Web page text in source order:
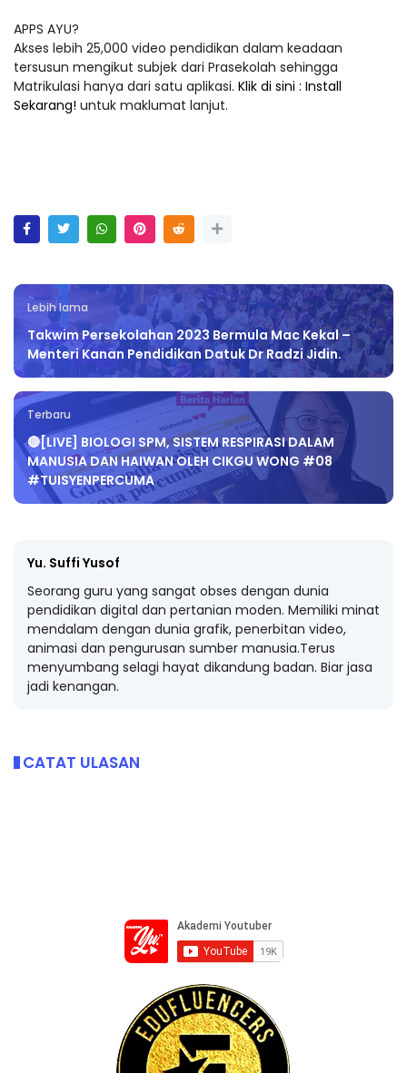
APPS AYU?
Akses lebih 25,000 video pendidikan dalam keadaan
tersusun mengikut subjek dari Prasekolah sehingga
Matrikulasi hanya dari satu aplikasi. Klik di sini : Install
Sekarang! untuk maklumat lanjut.
Lebih lama
Takwim Persekolahan 2023 Bermula Mac Kekal –
Menteri Kanan Pendidikan Datuk Dr Radzi Jidin.
Terbaru
🔴[LIVE] BIOLOGI SPM, SISTEM RESPIRASI DALAM
MANUSIA DAN HAIWAN OLEH CIKGU WONG #08
#TUISYENPERCUMA
Yu. Suffi Yusof
Seorang guru yang sangat obses dengan dunia
pendidikan digital dan pertanian moden. Memiliki minat
mendalam dengan dunia grafik, penerbitan video,
animasi dan pengurusan sumber manusia.Terus
menyumbang selagi hayat dikandung badan. Biar jasa
jadi kenangan.
CATAT ULASAN